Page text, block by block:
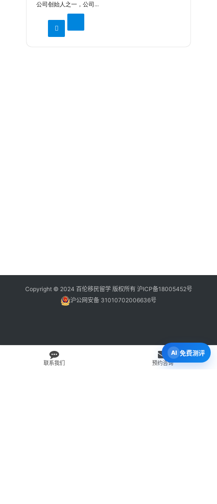
公司创始人之一，公司...
Copyright © 2024 百伦移民留学 版权所有 沪ICP备18005452号
沪公网安备 31010702006636号
联系我们 预约咨询
免费测评